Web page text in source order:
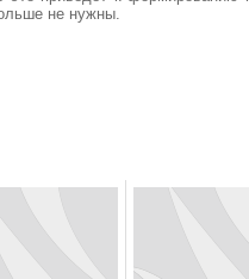
не нужны.